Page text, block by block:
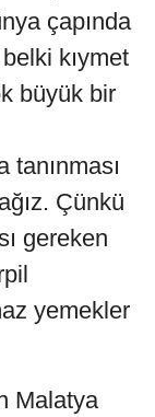
çapında
kıymet
büyük bir
Çünkü
gereken
yemekler
Malatya